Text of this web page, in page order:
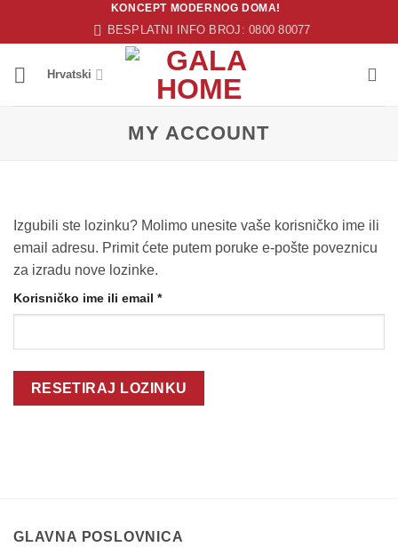
KONCEPT MODERNOG DOMA!
BESPLATNI INFO BROJ: 0800 80077
Hrvatski
MY ACCOUNT
Izgubili ste lozinku? Molimo unesite vaše korisničko ime ili
email adresu. Primit ćete putem poruke e-pošte poveznicu
za izradu nove lozinke.
Korisničko ime ili email *Obavezno
RESETIRAJ LOZINKU
GLAVNA POSLOVNICA